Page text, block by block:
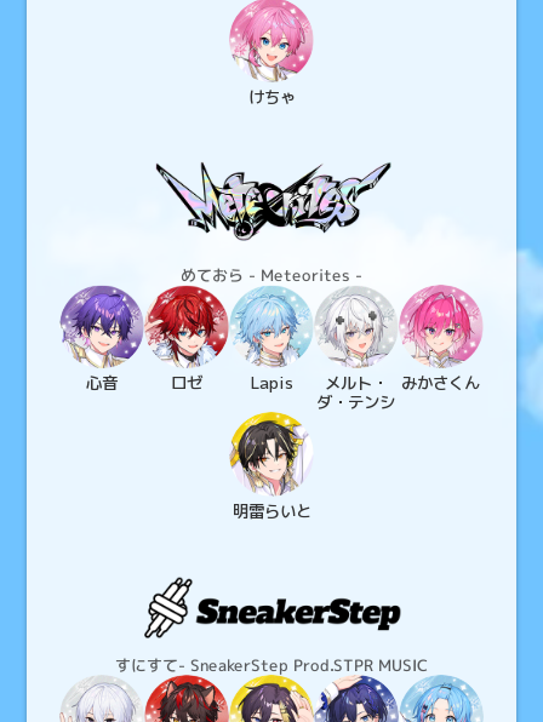
けちゃ
めておら - Meteorites -
心音 ロゼ Lapis
メルト・
ダ・テンシ
みかさくん
明雷らいと
すにすて- SneakerStep Prod.STPR MUSIC